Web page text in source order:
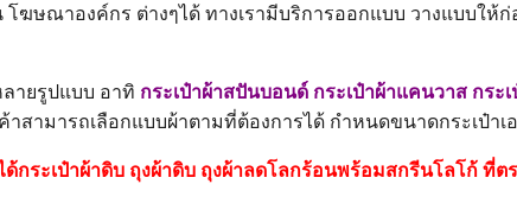
ฆษณาองค์กร ต่างๆได้ ทางเรามีบริการออกแบบ วางแบบใ
ลายรูปแบบ อาทิ กระเป๋าผ้าสปันบอนด์ กระเป๋าผ้าแคนวาส กระ
าสามารถเลือกแบบผ้าตามที่ต้องการได้ กำหนดขนาดกระเป๋า
ด้กระเป๋าผ้าดิบ ถุงผ้าดิบ ถุงผ้าลดโลกร้อนพร้อมสกรีนโลโก้ ที่